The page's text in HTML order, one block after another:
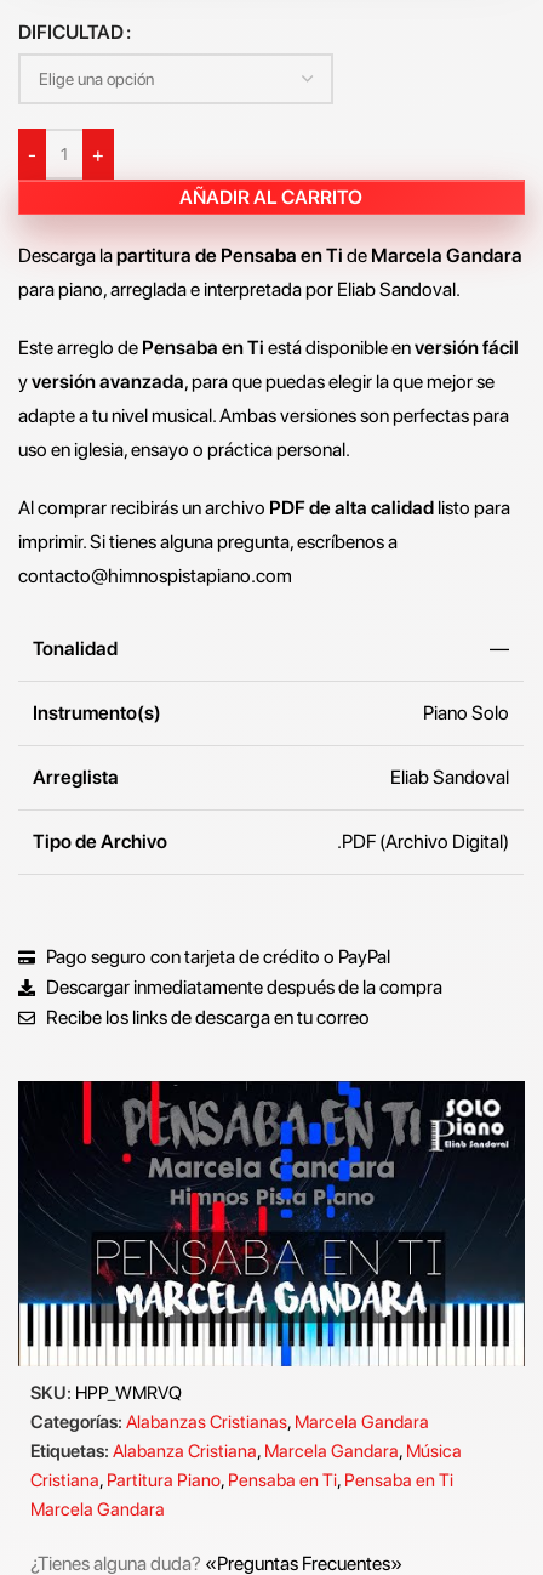
DIFICULTAD
-
+
AÑADIR AL CARRITO
Descarga lapartitura de Pensaba en Ti de Marcela Gandara
para piano, arreglada e interpretada por Eliab Sandoval.
Este arreglo de Pensaba en Ti está disponible enversión fácil
yversión avanzada, para que puedas elegir la que mejor se
adapte a tu nivel musical. Ambas versiones son perfectas para
uso en iglesia, ensayo o práctica personal.
Al comprar recibirás un archivo PDF de alta calidad listo para
imprimir. Si tienes alguna pregunta, escríbenos a
contacto@himnospistapiano.com
Tonalidad —
Instrumento(s) Piano Solo
Arreglista Eliab Sandoval
Tipo de Archivo .PDF (Archivo Digital)
Pago seguro con tarjeta de crédito o PayPal
Descargar inmediatamente después de la compra
Recibe los links de descarga en tu correo
SKU: HPP_WMRVQ
Categorías: Alabanzas Cristianas, Marcela Gandara
Etiquetas: Alabanza Cristiana, Marcela Gandara, Música
Cristiana, Partitura Piano, Pensaba en Ti, Pensaba en Ti
Marcela Gandara
¿Tienes alguna duda? «Preguntas Frecuentes»